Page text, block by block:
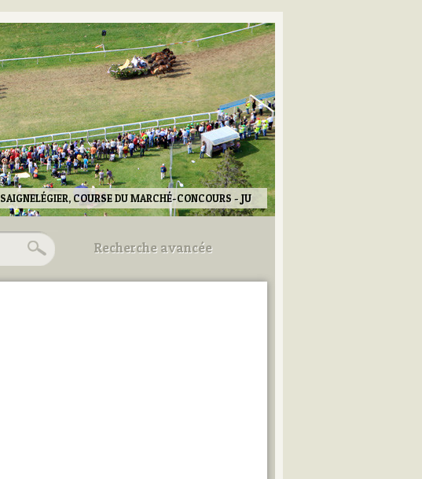
SAIGNELÉGIER, COURSE DU MARCHÉ-CONCOURS - JU
Recherche avancée
Utilisez les champs ci-dessous